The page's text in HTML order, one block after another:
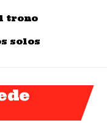
trono
solos